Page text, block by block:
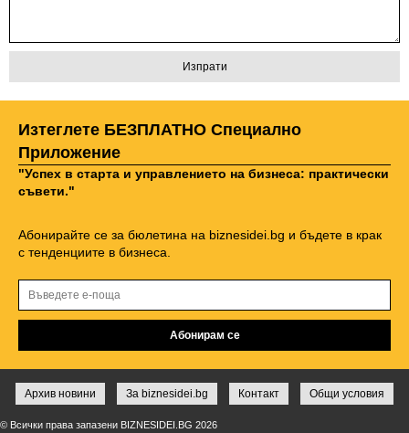
Изтеглете БЕЗПЛАТНО Специално
Приложение
"Успех в старта и управлението на бизнеса: практически
съвети."
Абонирайте се за бюлетина на biznesidei.bg и бъдете в крак
с тенденциите в бизнеса.
Архив новини За biznesidei.bg Контакт Общи условия
© Всички права запазени BIZNESIDEI.BG 2026